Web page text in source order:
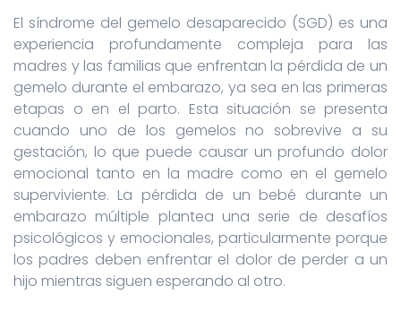
El síndrome del gemelo desaparecido (SGD) es una
experiencia profundamente compleja para las
madres y las familias que enfrentan la pérdida de un
gemelo durante el embarazo, ya sea en las primeras
etapas o en el parto. Esta situación se presenta
cuando uno de los gemelos no sobrevive a su
gestación, lo que puede causar un profundo dolor
emocional tanto en la madre como en el gemelo
superviviente. La pérdida de un bebé durante un
embarazo múltiple plantea una serie de desafíos
psicológicos y emocionales, particularmente porque
los padres deben enfrentar el dolor de perder a un
hijo mientras siguen esperando al otro.